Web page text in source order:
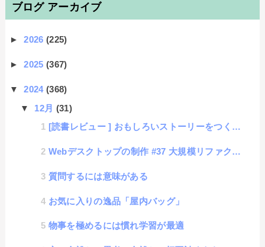
ブログ アーカイブ
►2026(225)
►2025(367)
▼2024(368)
▼ 12月 (31)
[読書レビュー ] おもしろいストーリーをつくろう２：おもてなしで考えるゲーム設計７章
Webデスクトップの制作 #37 大規模リファクタリング
質問するには意味がある
お気に入りの逸品「屋内バッグ」
物事を極めるには慣れ学習が最適